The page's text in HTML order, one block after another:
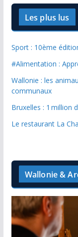
Les plus lus
Sport : 10ème
#Alimentation :
Wallonie : les
communaux
Bruxelles : 1 million
Le restaurant La
Wallonie &